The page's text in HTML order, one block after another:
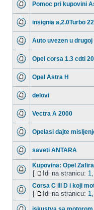
Pomoc pri kupovini
insignia a,2.0Turbo
Auto uvezen u drugoj
Opel corsa 1.3 cdti
Opel Astra H
delovi
Vectra A 2000
Opelasi dajte
saveti ANTARA
Kupovina: Opel
[ Idi na stranicu: 1,
Corsa C ili D i koji
[ Idi na stranicu: 1,